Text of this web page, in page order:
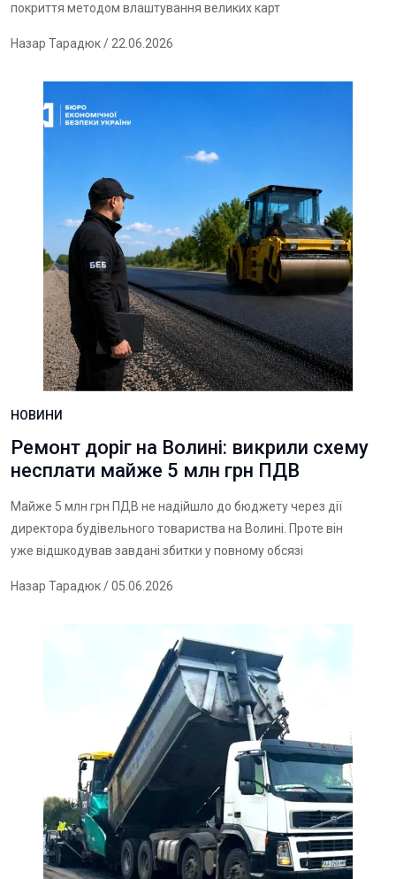
покриття методом влаштування великих карт
Назар Тарадюк/ 22.06.2026
НОВИНИ
Ремонт доріг на Волині: викрили схему
несплати майже 5 млн грн ПДВ
Майже 5 млн грн ПДВ не надійшло до бюджету через дії
директора будівельного товариства на Волині. Проте він
уже відшкодував завдані збитки у повному обсязі
Назар Тарадюк/ 05.06.2026